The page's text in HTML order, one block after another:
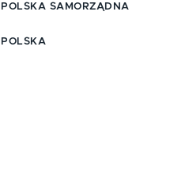
POLSKA SAMORZĄDNA
POLSKA